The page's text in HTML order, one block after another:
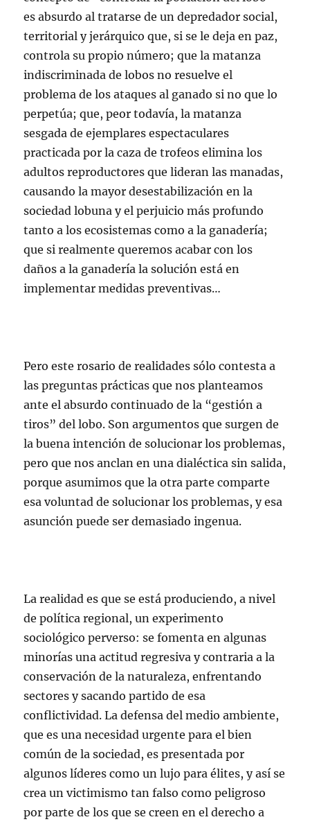
es absurdo al tratarse de un depredador social,
territorial y jerárquico que, si se le deja en paz,
controla su propio número; que la matanza
indiscriminada de lobos no resuelve el
problema de los ataques al ganado si no que lo
perpetúa; que, peor todavía, la matanza
sesgada de ejemplares espectaculares
practicada por la caza de trofeos elimina los
adultos reproductores que lideran las manadas,
causando la mayor desestabilización en la
sociedad lobuna y el perjuicio más profundo
tanto a los ecosistemas como a la ganadería;
que si realmente queremos acabar con los
daños a la ganadería la solución está en
implementar medidas preventivas…
Pero este rosario de realidades sólo contesta a
las preguntas prácticas que nos planteamos
ante el absurdo continuado de la “gestión a
tiros” del lobo. Son argumentos que surgen de
la buena intención de solucionar los problemas,
pero que nos anclan en una dialéctica sin salida,
porque asumimos que la otra parte comparte
esa voluntad de solucionar los problemas, y esa
asunción puede ser demasiado ingenua.
La realidad es que se está produciendo, a nivel
de política regional, un experimento
sociológico perverso: se fomenta en algunas
minorías una actitud regresiva y contraria a la
conservación de la naturaleza, enfrentando
sectores y sacando partido de esa
conflictividad. La defensa del medio ambiente,
que es una necesidad urgente para el bien
común de la sociedad, es presentada por
algunos líderes como un lujo para élites, y así se
crea un victimismo tan falso como peligroso
por parte de los que se creen en el derecho a